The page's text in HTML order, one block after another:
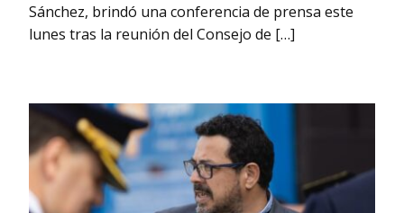
Sánchez, brindó una conferencia de prensa este
lunes tras la reunión del Consejo de […]